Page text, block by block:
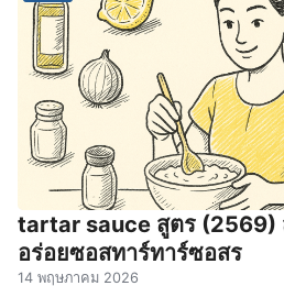
tartar sauce สูตร (2569)
อร่อยซอสทาร์ทาร์ซอสร
14 พฤษภาคม 2026